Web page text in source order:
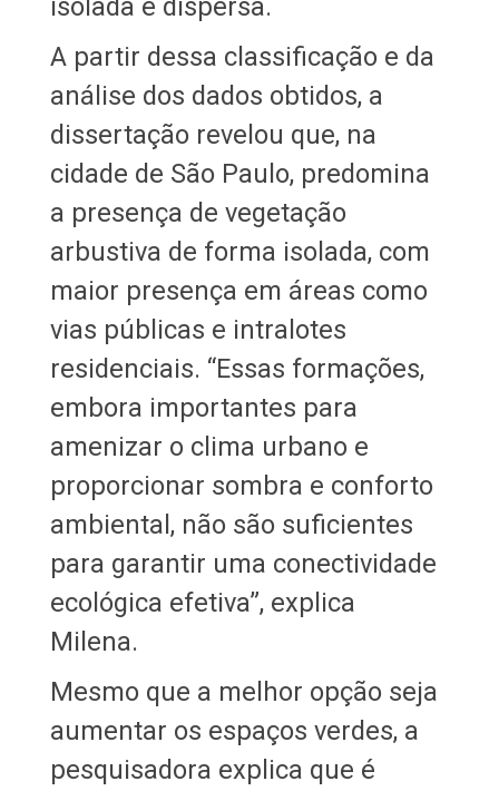
isolada e dispersa.
A partir dessa classificação e da
análise dos dados obtidos, a
dissertação revelou que, na
cidade de São Paulo, predomina
a presença de vegetação
arbustiva de forma isolada, com
maior presença em áreas como
vias públicas e intralotes
residenciais. “Essas formações,
embora importantes para
amenizar o clima urbano e
proporcionar sombra e conforto
ambiental, não são suficientes
para garantir uma conectividade
ecológica efetiva”, explica
Milena.
Mesmo que a melhor opção seja
aumentar os espaços verdes, a
pesquisadora explica que é